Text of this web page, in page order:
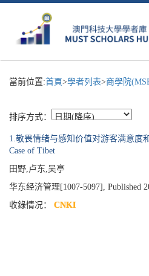
當前位置:首頁>學者列表>商學院
排序方式：
1.敬畏情绪与感知价值对游客满意度
Case of Tibet
田野,卢东,吴亭
华东经济管理[1007-5097], Published
收錄情况： CNKI